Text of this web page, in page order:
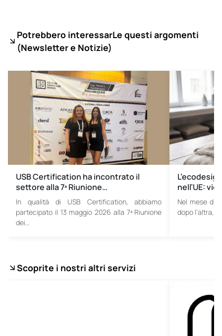
Potrebbero interessarLe questi argomenti
(Newsletter e Notizie)
USB Certification ha incontrato il
settore alla 7ª Riunione…
In qualità di USB Certification, abbiamo
partecipato il 13 maggio 2026 alla 7ª Riunione
dei…
nell’UE:
Nel mese di
dopo l’altra,
Scoprite i nostri altri servizi